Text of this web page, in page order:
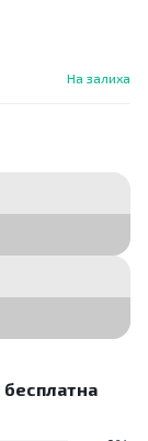
На залиха
бесплатна